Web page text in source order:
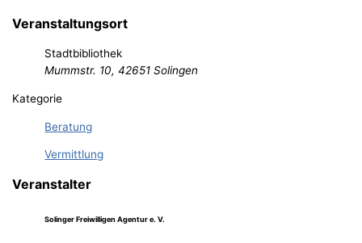
Veranstaltungsort
Stadtbibliothek
Mummstr. 10, 42651 Solingen
Kategorie
Beratung
Vermittlung
Veranstalter
Solinger Freiwilligen Agentur e. V.